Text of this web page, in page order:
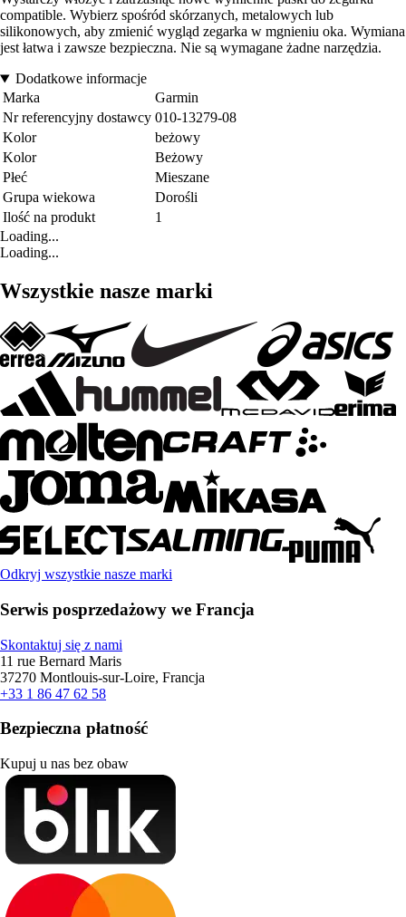
compatible. Wybierz spośród skórzanych, metalowych lub
silikonowych, aby zmienić wygląd zegarka w mgnieniu oka. Wymiana
jest łatwa i zawsze bezpieczna. Nie są wymagane żadne narzędzia.
Dodatkowe informacje
Marka
Garmin
Nr referencyjny dostawcy 010-13279-08
Kolor
beżowy
Kolor
Beżowy
Płeć
Mieszane
Grupa wiekowa
Dorośli
Ilość na produkt
1
Loading...
Loading...
Wszystkie nasze marki
Odkryj wszystkie nasze marki
Serwis posprzedażowy we Francja
Skontaktuj się z nami
11 rue Bernard Maris
37270 Montlouis-sur-Loire, Francja
+33 1 86 47 62 58
Bezpieczna płatność
Kupuj u nas bez obaw